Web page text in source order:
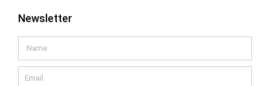
Newsletter